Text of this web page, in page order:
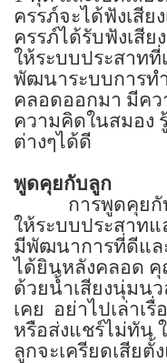
ครรภ์จะได้ฟังเสีย
ครรภ์ได้รับฟังเสีย
ให้ระบบประสาท
พัฒนาระบบการท
คลอดออกมา มีคว
ความคิดในสมอง
ต่างๆได้ดี
พูดคุยกับลูก
การพูดคุยกั
ให้ระบบประสาท
มีพัฒนาการที่ดีแล
ได้ยินหลังคลอด
ด้วยน้ำเสียงนุ่มน
เคย อย่าไปเล่าเ
หรือส่งแชร์ไม่ทัน
ลูกจะเครียดเสียตั้